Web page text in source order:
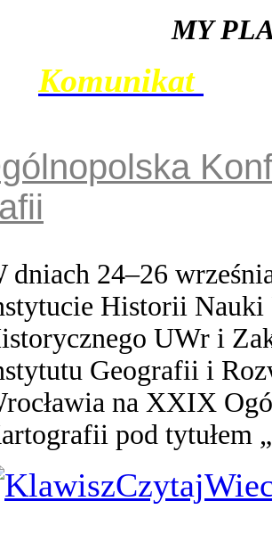
MY
Komunikat
dniach 24–26
Historii Nauki
UWr i
Geografii i
na XXIX
pod tytułem